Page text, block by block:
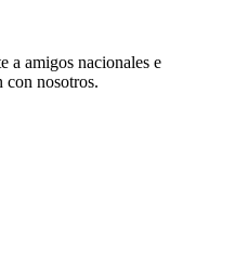
a amigos nacionales e
con nosotros.